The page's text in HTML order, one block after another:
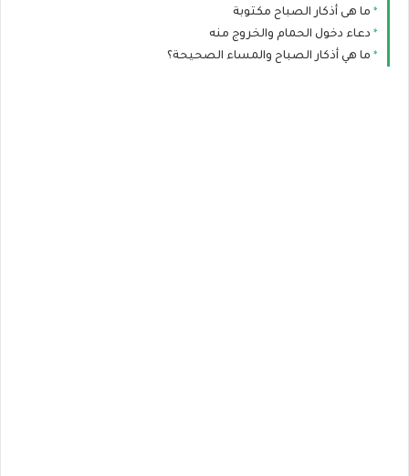
ما هى أذكار الصباح مكتوبة
دعاء دخول الحمام والخروج منه
ما هي أذكار الصباح والمساء الصحيحة؟